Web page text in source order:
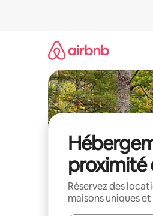
proximité
Réservez des
maisons uniques